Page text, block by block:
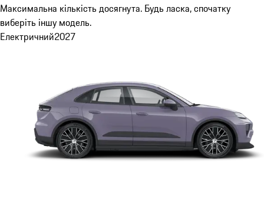
Максимальна кількість досягнута. Будь ласка, спочатку
виберіть іншу модель.
Електричний2027